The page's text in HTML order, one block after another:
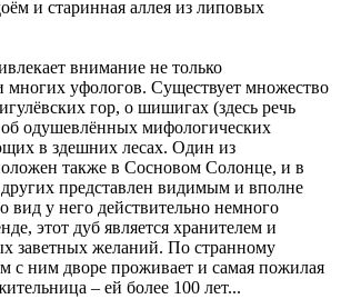
и старинная аллея из липовых
внимание не только
многих уфологов. Существует множество
гор, о шишигах (здесь речь
одушевлённых мифологических
в здешних лесах. Один из
также в Сосновом Солонце, и в
представлен видимым и вполне
вид у него действительно немного
этот дуб является хранителем и
заветных желаний. По странному
с ним дворе проживает и самая пожилая
– ей более 100 лет...